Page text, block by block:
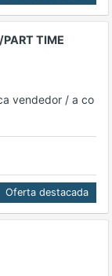
PART TIME
vendedor / a co
Oferta destacada